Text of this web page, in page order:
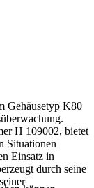
Gehäusetyp K80
H 109002, bietet
Situationen
Einsatz in
durch seine